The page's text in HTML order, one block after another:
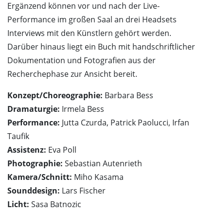
Ergänzend können vor und nach der Live-
Performance im großen Saal an drei Headsets
Interviews mit den Künstlern gehört werden.
Darüber hinaus liegt ein Buch mit handschriftlicher
Dokumentation und Fotografien aus der
Recherchephase zur Ansicht bereit.
Konzept/Choreographie: Barbara Bess
Dramaturgie: Irmela Bess
Performance: Jutta Czurda, Patrick Paolucci, Irfan
Taufik
Assistenz: Eva Poll
Photographie: Sebastian Autenrieth
Kamera/Schnitt: Miho Kasama
Sounddesign: Lars Fischer
Licht: Sasa Batnozic